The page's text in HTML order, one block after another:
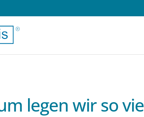
legen wir so